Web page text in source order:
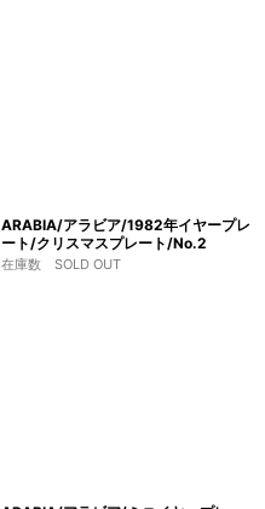
ARABIA/アラビア/1982年イヤープレ
ート/クリスマスプレート/No.2
在庫数 SOLD OUT